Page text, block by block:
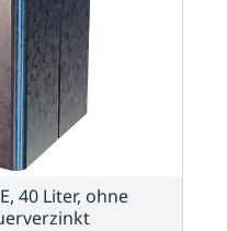
40 Liter, ohne